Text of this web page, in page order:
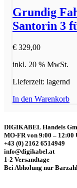
Grundig
Santorin 3
€ 329,00
inkl. 20 % MwSt.
Lieferzeit: lagernd
In den Warenkorb
DIGIKABEL Handels
MO-FR von 9:00 – 12:00
+43 (0) 2162 6514949
info@digikabel.at
1-2 Versandtage
Bei Abholung nur